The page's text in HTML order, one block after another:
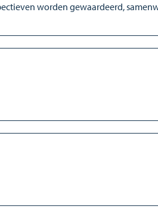
worden gewaardeerd,